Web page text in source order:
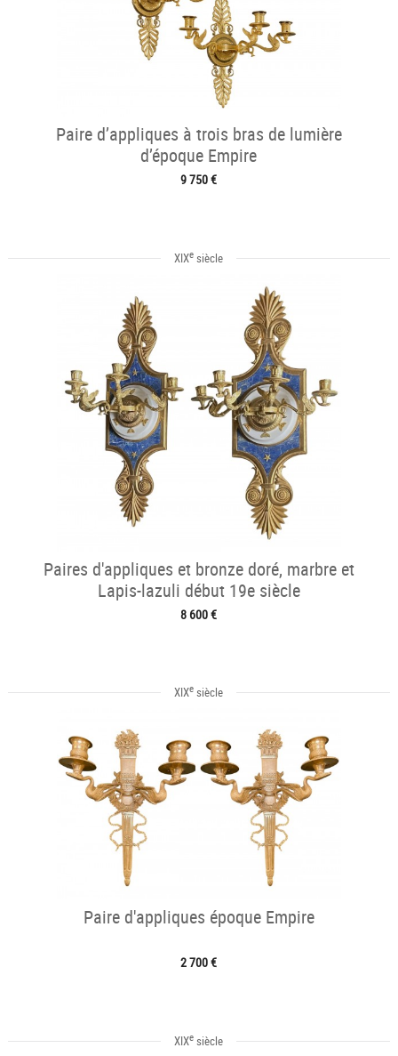
Paire d’appliques à trois bras de lumière
d’époque Empire
9 750 €
XIXe siècle
Paires d'appliques et bronze doré, marbre et
Lapis-lazuli début 19e siècle
8 600 €
XIXe siècle
Paire d'appliques époque Empire
2 700 €
XIXe siècle